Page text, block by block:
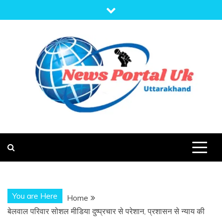
to
NEWS PORTAL
UK
You are Here
Home
बेलवाल परिवार सोशल मीडिया दुष्प्रचार से परेशान, प्रशासन से न्याय की